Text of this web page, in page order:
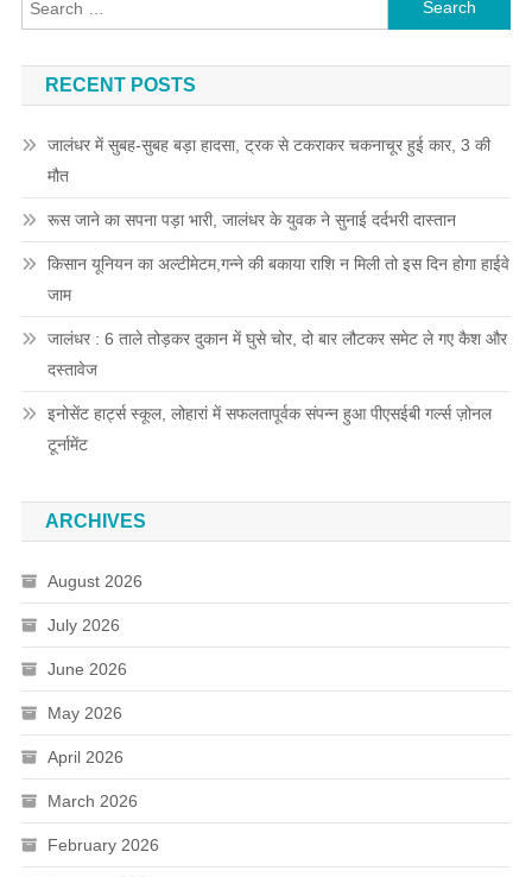
RECENT POSTS
जालंधर में सुबह-सुबह बड़ा हादसा, ट्रक से टकराकर चकनाचूर हुई कार, 3 की
मौत
रूस जाने का सपना पड़ा भारी, जालंधर के युवक ने सुनाई दर्दभरी दास्तान
किसान यूनियन का अल्टीमेटम,गन्ने की बकाया राशि न मिली तो इस दिन होगा हाईवे
जाम
जालंधर : 6 ताले तोड़कर दुकान में घुसे चोर, दो बार लौटकर समेट ले गए कैश और
दस्तावेज
इनोसेंट हार्ट्स स्कूल, लोहारां में सफलतापूर्वक संपन्न हुआ पीएसईबी गर्ल्स ज़ोनल
टूर्नामेंट
ARCHIVES
August 2026
July 2026
June 2026
May 2026
April 2026
March 2026
February 2026